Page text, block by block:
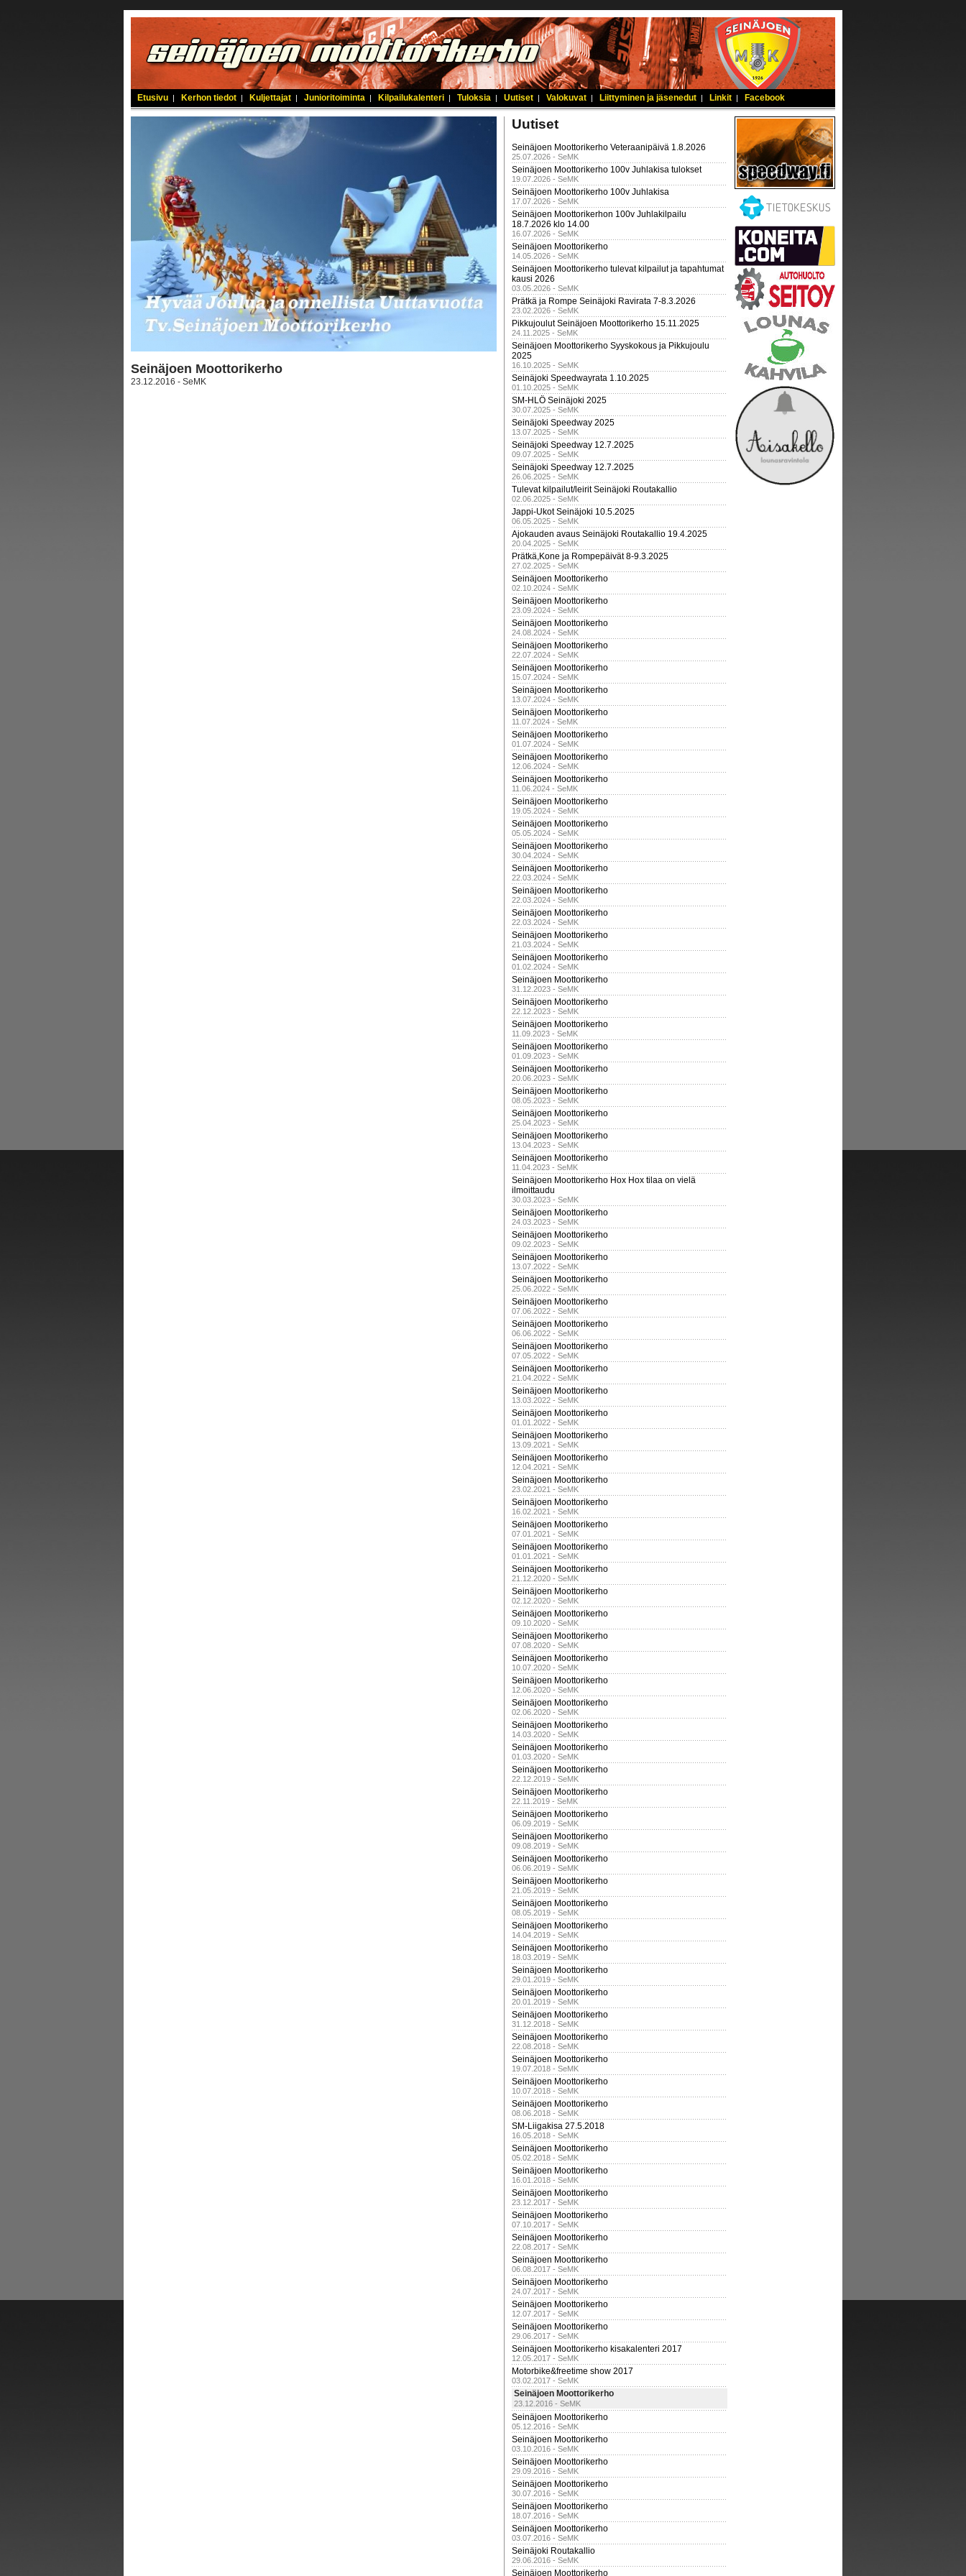
Etusivu | Kerhon tiedot | Kuljettajat | Junioritoiminta | Kilpailukalenteri | Tuloksia | Uutiset | Valokuvat | Liittyminen ja jäsenedut | Linkit | Facebook
Seinäjoen Moottorikerho
23.12.2016 - SeMK
Uutiset
Seinäjoen Moottorikerho Veteraanipäivä 1.8.2026
25.07.2026 - SeMK
Seinäjoen Moottorikerho 100v Juhlakisa tulokset
19.07.2026 - SeMK
Seinäjoen Moottorikerho 100v Juhlakisa
17.07.2026 - SeMK
Seinäjoen Moottorikerhon 100v Juhlakilpailu
18.7.2026 klo 14.00
16.07.2026 - SeMK
Seinäjoen Moottorikerho
14.05.2026 - SeMK
Seinäjoen Moottorikerho tulevat kilpailut ja tapahtumat
kausi 2026
03.05.2026 - SeMK
Prätkä ja Rompe Seinäjoki Ravirata 7-8.3.2026
23.02.2026 - SeMK
Pikkujoulut Seinäjoen Moottorikerho 15.11.2025
24.11.2025 - SeMK
Seinäjoen Moottorikerho Syyskokous ja Pikkujoulu
2025
16.10.2025 - SeMK
Seinäjoki Speedwayrata 1.10.2025
01.10.2025 - SeMK
SM-HLÖ Seinäjoki 2025
30.07.2025 - SeMK
Seinäjoki Speedway 2025
13.07.2025 - SeMK
Seinäjoki Speedway 12.7.2025
09.07.2025 - SeMK
Seinäjoki Speedway 12.7.2025
26.06.2025 - SeMK
Tulevat kilpailut/leirit Seinäjoki Routakallio
02.06.2025 - SeMK
Jappi-Ukot Seinäjoki 10.5.2025
06.05.2025 - SeMK
Ajokauden avaus Seinäjoki Routakallio 19.4.2025
20.04.2025 - SeMK
Prätkä,Kone ja Rompepäivät 8-9.3.2025
27.02.2025 - SeMK
Seinäjoen Moottorikerho
02.10.2024 - SeMK
Seinäjoen Moottorikerho
23.09.2024 - SeMK
Seinäjoen Moottorikerho
24.08.2024 - SeMK
Seinäjoen Moottorikerho
22.07.2024 - SeMK
Seinäjoen Moottorikerho
15.07.2024 - SeMK
Seinäjoen Moottorikerho
13.07.2024 - SeMK
Seinäjoen Moottorikerho
11.07.2024 - SeMK
Seinäjoen Moottorikerho
01.07.2024 - SeMK
Seinäjoen Moottorikerho
12.06.2024 - SeMK
Seinäjoen Moottorikerho
11.06.2024 - SeMK
Seinäjoen Moottorikerho
19.05.2024 - SeMK
Seinäjoen Moottorikerho
05.05.2024 - SeMK
Seinäjoen Moottorikerho
30.04.2024 - SeMK
Seinäjoen Moottorikerho
22.03.2024 - SeMK
Seinäjoen Moottorikerho
22.03.2024 - SeMK
Seinäjoen Moottorikerho
22.03.2024 - SeMK
Seinäjoen Moottorikerho
21.03.2024 - SeMK
Seinäjoen Moottorikerho
01.02.2024 - SeMK
Seinäjoen Moottorikerho
31.12.2023 - SeMK
Seinäjoen Moottorikerho
22.12.2023 - SeMK
Seinäjoen Moottorikerho
11.09.2023 - SeMK
Seinäjoen Moottorikerho
01.09.2023 - SeMK
Seinäjoen Moottorikerho
20.06.2023 - SeMK
Seinäjoen Moottorikerho
08.05.2023 - SeMK
Seinäjoen Moottorikerho
25.04.2023 - SeMK
Seinäjoen Moottorikerho
13.04.2023 - SeMK
Seinäjoen Moottorikerho
11.04.2023 - SeMK
Seinäjoen Moottorikerho Hox Hox tilaa on vielä
ilmoittaudu
30.03.2023 - SeMK
Seinäjoen Moottorikerho
24.03.2023 - SeMK
Seinäjoen Moottorikerho
09.02.2023 - SeMK
Seinäjoen Moottorikerho
13.07.2022 - SeMK
Seinäjoen Moottorikerho
25.06.2022 - SeMK
Seinäjoen Moottorikerho
07.06.2022 - SeMK
Seinäjoen Moottorikerho
06.06.2022 - SeMK
Seinäjoen Moottorikerho
07.05.2022 - SeMK
Seinäjoen Moottorikerho
21.04.2022 - SeMK
Seinäjoen Moottorikerho
13.03.2022 - SeMK
Seinäjoen Moottorikerho
01.01.2022 - SeMK
Seinäjoen Moottorikerho
13.09.2021 - SeMK
Seinäjoen Moottorikerho
12.04.2021 - SeMK
Seinäjoen Moottorikerho
23.02.2021 - SeMK
Seinäjoen Moottorikerho
16.02.2021 - SeMK
Seinäjoen Moottorikerho
07.01.2021 - SeMK
Seinäjoen Moottorikerho
01.01.2021 - SeMK
Seinäjoen Moottorikerho
21.12.2020 - SeMK
Seinäjoen Moottorikerho
02.12.2020 - SeMK
Seinäjoen Moottorikerho
09.10.2020 - SeMK
Seinäjoen Moottorikerho
07.08.2020 - SeMK
Seinäjoen Moottorikerho
10.07.2020 - SeMK
Seinäjoen Moottorikerho
12.06.2020 - SeMK
Seinäjoen Moottorikerho
02.06.2020 - SeMK
Seinäjoen Moottorikerho
14.03.2020 - SeMK
Seinäjoen Moottorikerho
01.03.2020 - SeMK
Seinäjoen Moottorikerho
22.12.2019 - SeMK
Seinäjoen Moottorikerho
22.11.2019 - SeMK
Seinäjoen Moottorikerho
06.09.2019 - SeMK
Seinäjoen Moottorikerho
09.08.2019 - SeMK
Seinäjoen Moottorikerho
06.06.2019 - SeMK
Seinäjoen Moottorikerho
21.05.2019 - SeMK
Seinäjoen Moottorikerho
08.05.2019 - SeMK
Seinäjoen Moottorikerho
14.04.2019 - SeMK
Seinäjoen Moottorikerho
18.03.2019 - SeMK
Seinäjoen Moottorikerho
29.01.2019 - SeMK
Seinäjoen Moottorikerho
20.01.2019 - SeMK
Seinäjoen Moottorikerho
31.12.2018 - SeMK
Seinäjoen Moottorikerho
22.08.2018 - SeMK
Seinäjoen Moottorikerho
19.07.2018 - SeMK
Seinäjoen Moottorikerho
10.07.2018 - SeMK
Seinäjoen Moottorikerho
08.06.2018 - SeMK
SM-Liigakisa 27.5.2018
16.05.2018 - SeMK
Seinäjoen Moottorikerho
05.02.2018 - SeMK
Seinäjoen Moottorikerho
16.01.2018 - SeMK
Seinäjoen Moottorikerho
23.12.2017 - SeMK
Seinäjoen Moottorikerho
07.10.2017 - SeMK
Seinäjoen Moottorikerho
22.08.2017 - SeMK
Seinäjoen Moottorikerho
06.08.2017 - SeMK
Seinäjoen Moottorikerho
24.07.2017 - SeMK
Seinäjoen Moottorikerho
12.07.2017 - SeMK
Seinäjoen Moottorikerho
29.06.2017 - SeMK
Seinäjoen Moottorikerho kisakalenteri 2017
12.05.2017 - SeMK
Motorbike&freetime show 2017
03.02.2017 - SeMK
Seinäjoen Moottorikerho
23.12.2016 - SeMK
Seinäjoen Moottorikerho
05.12.2016 - SeMK
Seinäjoen Moottorikerho
03.10.2016 - SeMK
Seinäjoen Moottorikerho
29.09.2016 - SeMK
Seinäjoen Moottorikerho
30.07.2016 - SeMK
Seinäjoen Moottorikerho
18.07.2016 - SeMK
Seinäjoen Moottorikerho
03.07.2016 - SeMK
Seinäjoki Routakallio
29.06.2016 - SeMK
Seinäjoen Moottorikerho